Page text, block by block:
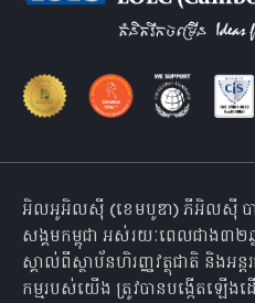
អិលអូអិលស៊ី (ខេមបូឌា) ភីអិលស៊ី ប
សង្គមកម្ពុជា អស់រយៈពេលជាង៣
ស្គាល់ពីស្ថាប័នហិរញ្ញវត្ថុជាតិ និងអ
កម្មរបស់យើង ត្រូវបានបង្កើតឡើ